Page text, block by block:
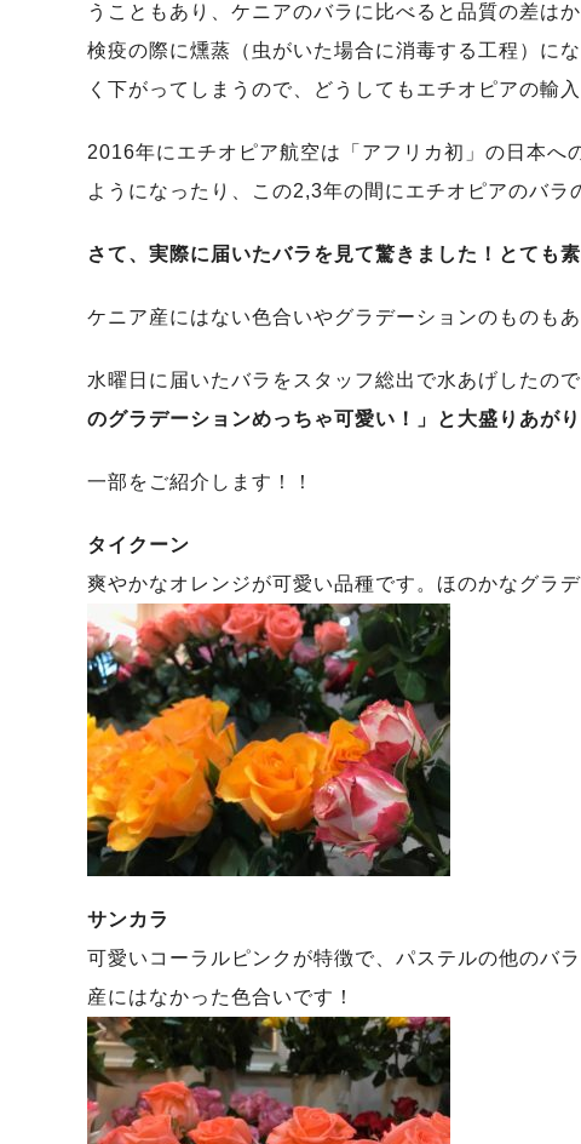
うこともあり、ケニアのバラに比べると品質の差は
検疫の際に燻蒸（虫がいた場合に消毒する工程）に
く下がってしまうので、どうしてもエチオピアの輸
2016年にエチオピア航空は「アフリカ初」の日本
ようになったり、この2,3年の間にエチオピアのバラ
さて、実際に届いたバラを見て驚きました！ とても
ケニア産にはない色合いやグラデーションのものもあ
水曜日に届いたバラをスタッフ総出で水あげしたので
のグラデーションめっちゃ可愛い！」と大盛りあがり
一部をご紹介します！！
タイクーン
爽やかなオレンジが可愛い品種です。ほのかなグラ
サンカラ
可愛いコーラルピンクが特徴で、パステルの他のバ
産にはなかった色合いです！